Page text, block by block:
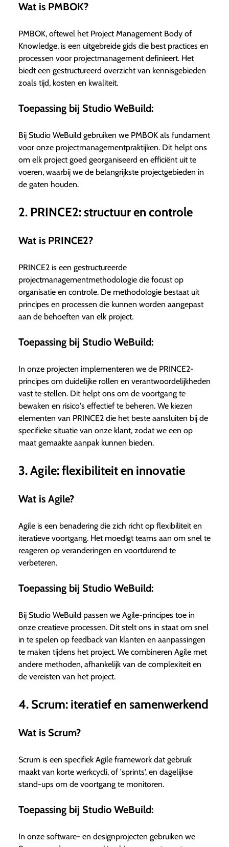
Wat is PMBOK?
PMBOK, oftewel het Project Management Body of
Knowledge, is een uitgebreide gids die best practices en
processen voor projectmanagement definieert. Het
biedt een gestructureerd overzicht van kennisgebieden
zoals tijd, kosten en kwaliteit.
Toepassing bij Studio WeBuild:
Bij Studio WeBuild gebruiken we PMBOK als fundament
voor onze projectmanagementpraktijken. Dit helpt ons
om elk project goed georganiseerd en efficiënt uit te
voeren, waarbij we de belangrijkste projectgebieden in
de gaten houden.
2. PRINCE2: structuur en controle
Wat is PRINCE2?
PRINCE2 is een gestructureerde
projectmanagementmethodologie die focust op
organisatie en controle. De methodologie bestaat uit
principes en processen die kunnen worden aangepast
aan de behoeften van elk project.
Toepassing bij Studio WeBuild:
In onze projecten implementeren we de PRINCE2-
principes om duidelijke rollen en verantwoordelijkheden
vast te stellen. Dit helpt ons om de voortgang te
bewaken en risico's effectief te beheren. We kiezen
elementen van PRINCE2 die het beste aansluiten bij de
specifieke situatie van onze klant, zodat we een op
maat gemaakte aanpak kunnen bieden.
3. Agile: flexibiliteit en innovatie
Wat is Agile?
Agile is een benadering die zich richt op flexibiliteit en
iteratieve voortgang. Het moedigt teams aan om snel te
reageren op veranderingen en voortdurend te
verbeteren.
Toepassing bij Studio WeBuild:
Bij Studio WeBuild passen we Agile-principes toe in
onze creatieve processen. Dit stelt ons in staat om snel
in te spelen op feedback van klanten en aanpassingen
te maken tijdens het project. We combineren Agile met
andere methoden, afhankelijk van de complexiteit en
de vereisten van het project.
4. Scrum: iteratief en samenwerkend
Wat is Scrum?
Scrum is een specifiek Agile framework dat gebruik
maakt van korte werkcycli, of 'sprints', en dagelijkse
stand-ups om de voortgang te monitoren.
Toepassing bij Studio WeBuild:
In onze software- en designprojecten gebruiken we